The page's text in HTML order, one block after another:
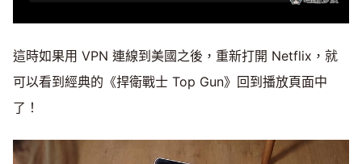
這時如果用 VPN 連線到美國之後，重新打開 Netflix，就
可以看到經典的《捍衛戰士 Top Gun》回到播放頁面中
了！